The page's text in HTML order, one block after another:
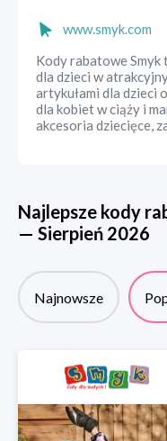
www.smyk.com
Kody rabatowe
dla dzieci w
artykułami dla dzieci
dla kobiet w ciąży i
akcesoria dziecięce,
Najlepsze kody
— Sierpień 2026
Najnowsze